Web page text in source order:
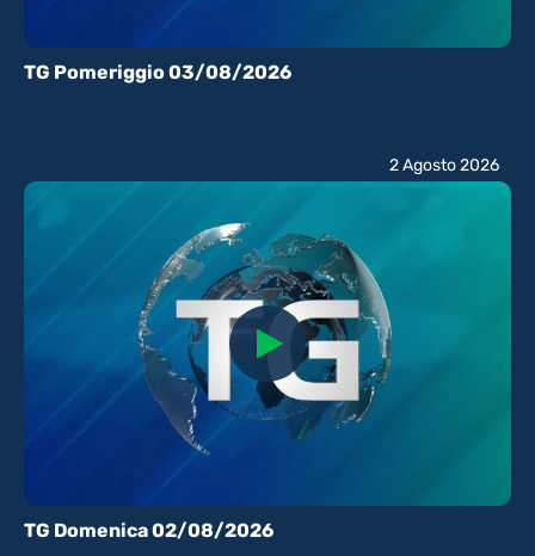
TG Pomeriggio 03/08/2026
TG Domenica 02/08/2026
2 Agosto 2026